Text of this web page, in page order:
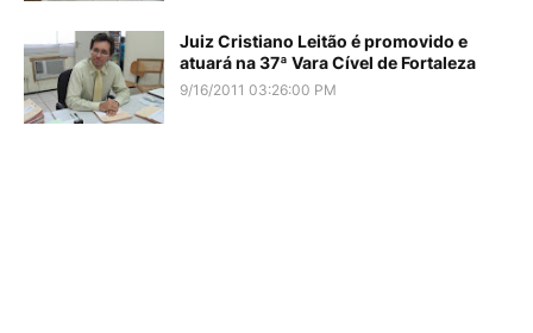
Juiz Cristiano Leitão é promovido e
atuará na 37ª Vara Cível de Fortaleza
9/16/2011 03:26:00 PM